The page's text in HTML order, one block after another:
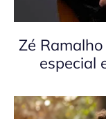
Zé
especial